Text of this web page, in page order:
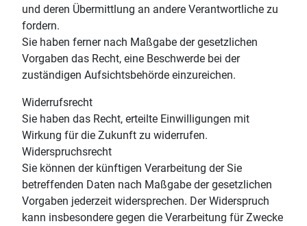
und deren Übermittlung an andere Verantwortliche zu
fordern.
Sie haben ferner nach Maßgabe der gesetzlichen
Vorgaben das Recht, eine Beschwerde bei der
zuständigen Aufsichtsbehörde einzureichen.
Widerrufsrecht
Sie haben das Recht, erteilte Einwilligungen mit
Wirkung für die Zukunft zu widerrufen.
Widerspruchsrecht
Sie können der künftigen Verarbeitung der Sie
betreffenden Daten nach Maßgabe der gesetzlichen
Vorgaben jederzeit widersprechen. Der Widerspruch
kann insbesondere gegen die Verarbeitung für Zwecke